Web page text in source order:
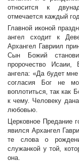
относится к
отмечается каждый
Главной иконой
ангел сходит к
Архангел Гавриил
Сын Божий
пророчество Исаии,
ангела: «Да будет
согласия Бог не
воплотиться, так как
к чему. Человеку
любовью.
Церковное Предание
явился Архангел
те слова о
служанкой у той,
она.